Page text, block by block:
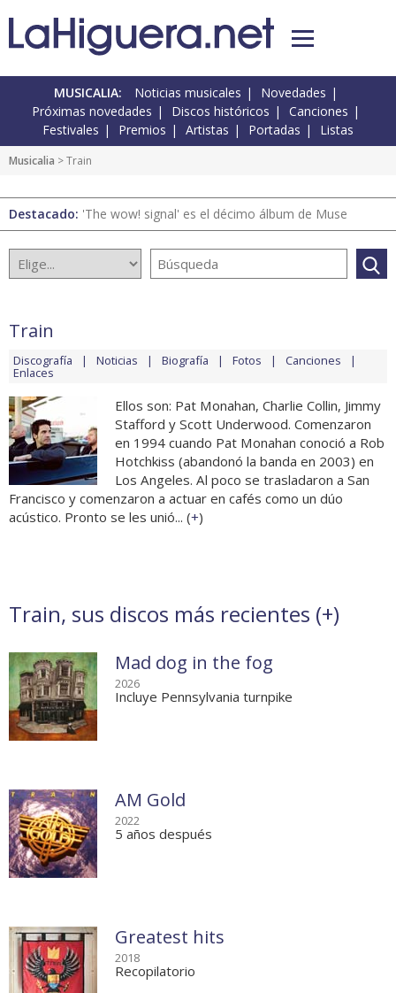
MUSICALIA: Noticias musicales
Novedades
Próximas novedades
Discos históricos
Canciones
Festivales
Premios Artistas Portadas Listas
Musicalia > Train
Destacado: 'The wow! signal' es el décimo álbum de Muse
Train
Discografía Noticias Biografía Fotos Canciones
Enlaces
Ellos son: Pat Monahan, Charlie Collin, Jimmy
Stafford y Scott Underwood. Comenzaron
en 1994 cuando Pat Monahan conoció a Rob
Hotchkiss (abandonó la banda en 2003) en
Los Angeles. Al poco se trasladaron a San
Francisco y comenzaron a actuar en cafés como un dúo
acústico. Pronto se les unió... (+)
Train, sus discos más recientes (+)
Mad dog in the fog
2026
Incluye Pennsylvania turnpike
AM Gold
2022
5 años después
Greatest hits
2018
Recopilatorio